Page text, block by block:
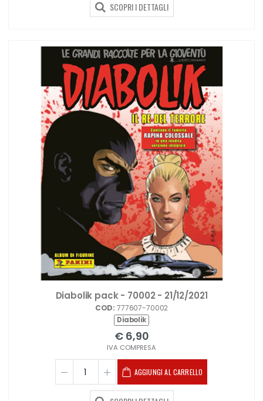
SCOPRI I DETTAGLI
Diabolik pack - 70002 - 21/12/2021
COD: 777607-70002
Diabolik
€ 6,90
IVA COMPRESA
AGGIUNGI AL CARRELLO